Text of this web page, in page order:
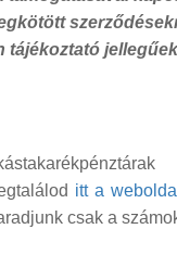
tájékoztató
itt a
csak a